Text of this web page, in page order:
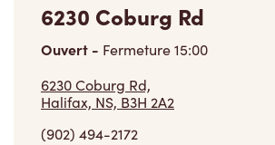
6230 Coburg Rd
Ouvert - Fermeture15:00
6230 Coburg Rd,
Halifax, NS, B3H 2A2
(902) 494-2172